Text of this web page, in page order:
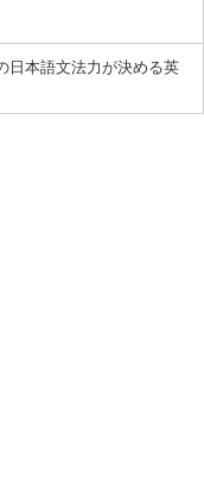
日本語文法力が決める英